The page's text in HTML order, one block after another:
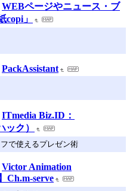
WEBページやニュース・ブ
copi」
PackAssistant
ITmedia Biz.ID：
ク）
で使えるプレゼン術
Victor Animation
Ch.m-serve